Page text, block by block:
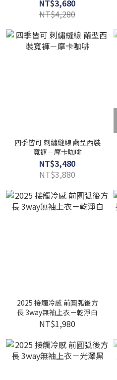
NT$3,680
NT$4,280
四季皆可 刺繡縫線 繭型西裝
寬褲－摩卡咖啡
NT$3,480
NT$3,880
2025 接觸冷感 前圓弧後方
長 3way無袖上衣－乾淨白
NT$1,980